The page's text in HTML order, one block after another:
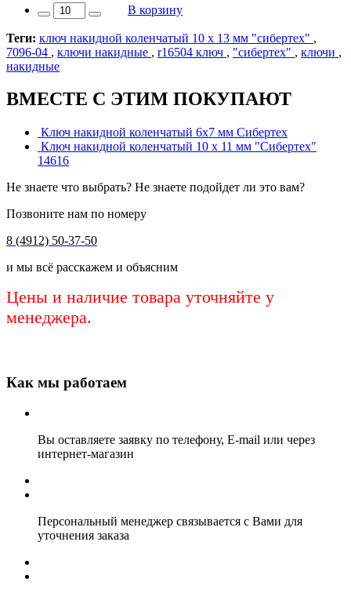
В корзину
Теги: ключ накидной коленчатый 10 х 13 мм "сибертех" ,
7096-04 , ключи накидные , r16504 ключ , "сибертех" , ключи ,
накидные
ВМЕСТЕ С ЭТИМ ПОКУПАЮТ
Ключ накидной коленчатый 6х7 мм Сибертех
Ключ накидной коленчатый 10 х 11 мм "Сибертех"
14616
Не знаете что выбрать? Не знаете подойдет ли это вам?
Позвоните нам по номеру
8 (4912) 50-37-50
и мы всё расскажем и объясним
Цены и наличие товара уточняйте у
менеджера.
Как мы работаем
Вы оставляете заявку по телефону, E-mail или через
интернет-магазин
Персональный менеджер связывается с Вами для
уточнения заказа